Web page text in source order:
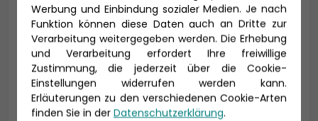
Geburtsdatum
Werbung und Einbindung sozialer Medien. Je nach
Funktion können diese Daten auch an Dritte zur
Verarbeitung weitergegeben werden. Die Erhebung
und Verarbeitung erfordert Ihre freiwillige
Zustimmung, die jederzeit über die Cookie-
Einstellungen widerrufen werden kann.
Erläuterungen zu den verschiedenen Cookie-Arten
finden Sie in der Datenschutzerklärung.